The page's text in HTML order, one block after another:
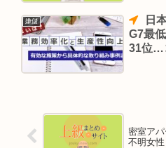
嫌儲
G7最
31位…
密室ア
不明女